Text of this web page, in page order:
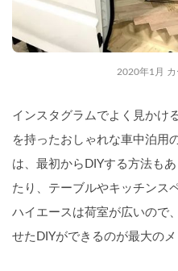
2020年1月
インスタグラムでよく見かけ
を持ったおしゃれな車中泊用
は、最初からDIYする方法も
たり、テーブルやキッチンス
ハイエースは荷室が広いので
せたDIYができるのが最大のメ